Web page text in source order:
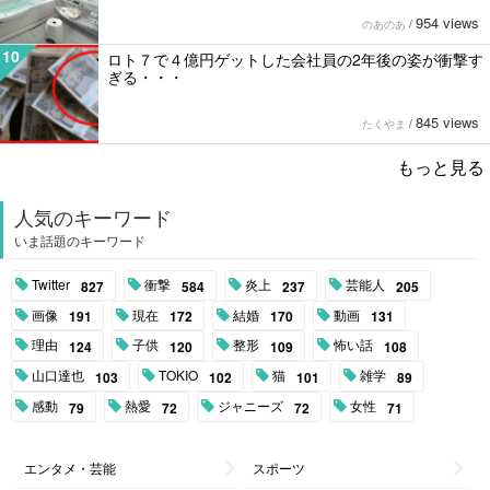
のあのあ / 954 views
10
ロト７で４億円ゲットした会社員の2年後の姿が衝撃す
ぎる・・・
たくやま / 845 views
もっと見る
人気のキーワード
いま話題のキーワード
Twitter 827 衝撃 584 炎上 237 芸能人 205
画像 191 現在 172 結婚 170 動画 131
理由 124 子供 120 整形 109 怖い話 108
山口達也 103 TOKIO 102 猫 101 雑学 89
感動 79 熱愛 72 ジャニーズ 72 女性 71
エンタメ・芸能 スポーツ